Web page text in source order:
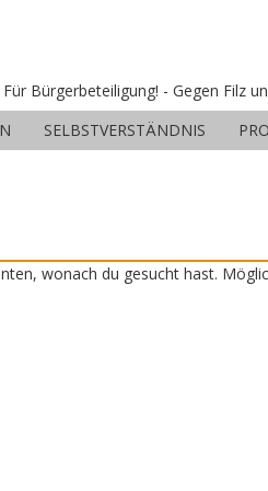
Bürgerbeteiligung! - Gegen Filz
SELBSTVERSTÄNDNIS
wonach du gesucht hast.